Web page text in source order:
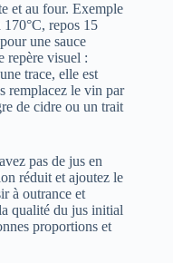
et au four. Exemple
repos 15
une sauce
repère visuel :
trace, elle est
remplacez le vin par
de cidre ou un trait
pas de jus en
réduit et ajoutez le
à outrance et
qualité du jus initial
proportions et